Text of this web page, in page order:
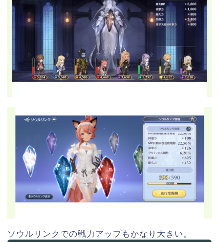
ソウルリンクでの戦力アップもかなり大きい。